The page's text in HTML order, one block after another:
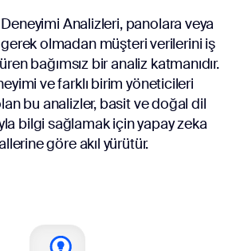
Analizleri, panolara veya
olmadan müşteri verilerini iş
bağımsız bir analiz katmanıdır.
ve farklı birim yöneticileri
bu analizler, basit ve doğal dil
bilgi sağlamak için yapay zeka
göre akıl yürütür.